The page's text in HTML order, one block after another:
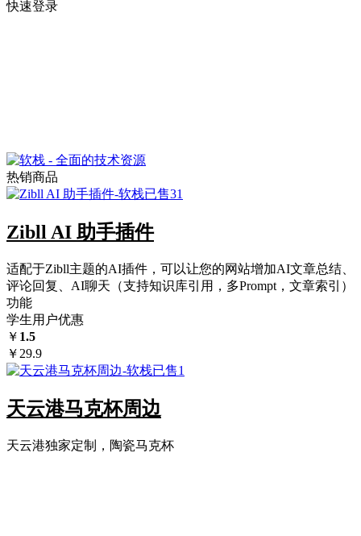
快速登录
热销商品
已售31
Zibll AI 助手插件
适配于Zibll主题的AI插件，可以让您的网站增加AI文章总结、
评论回复、AI聊天（支持知识库引用，多Prompt，文章索引）
功能
学生用户优惠
￥ 1.5
￥ 29.9
已售1
天云港马克杯周边
天云港独家定制，陶瓷马克杯